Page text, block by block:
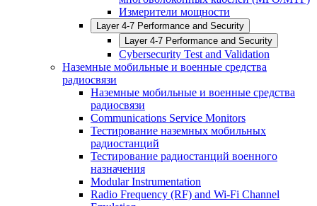
Измерители мощности
Layer 4-7 Performance and Security
Layer 4-7 Performance and Security
Cybersecurity Test and Validation
Наземные мобильные и военные средства
радиосвязи
Наземные мобильные и военные средства
радиосвязи
Communications Service Monitors
Тестирование наземных мобильных
радиостанций
Тестирование радиостанций военного
назначения
Modular Instrumentation
Radio Frequency (RF) and Wi-Fi Channel